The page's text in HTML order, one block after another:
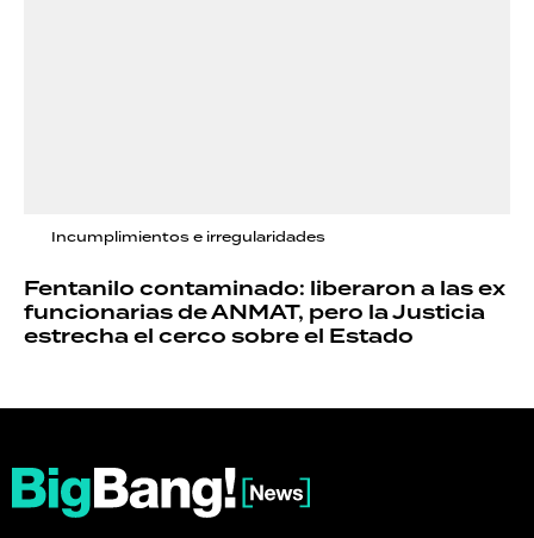
Incumplimientos e irregularidades
Fentanilo contaminado: liberaron a las ex
funcionarias de ANMAT, pero la Justicia
estrecha el cerco sobre el Estado